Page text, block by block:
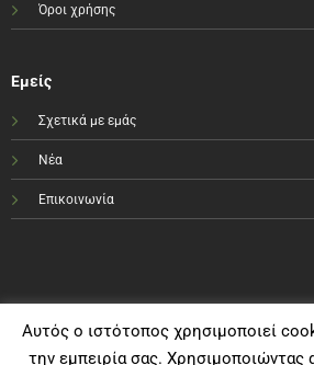
Όροι χρήσης
Εμείς
Σχετικά με εμάς
Νέα
Επικοινωνία
Αυτός ο ιστότοπος χρησιμοποιεί
την εμπειρία σας. Χρησιμοποιώντας